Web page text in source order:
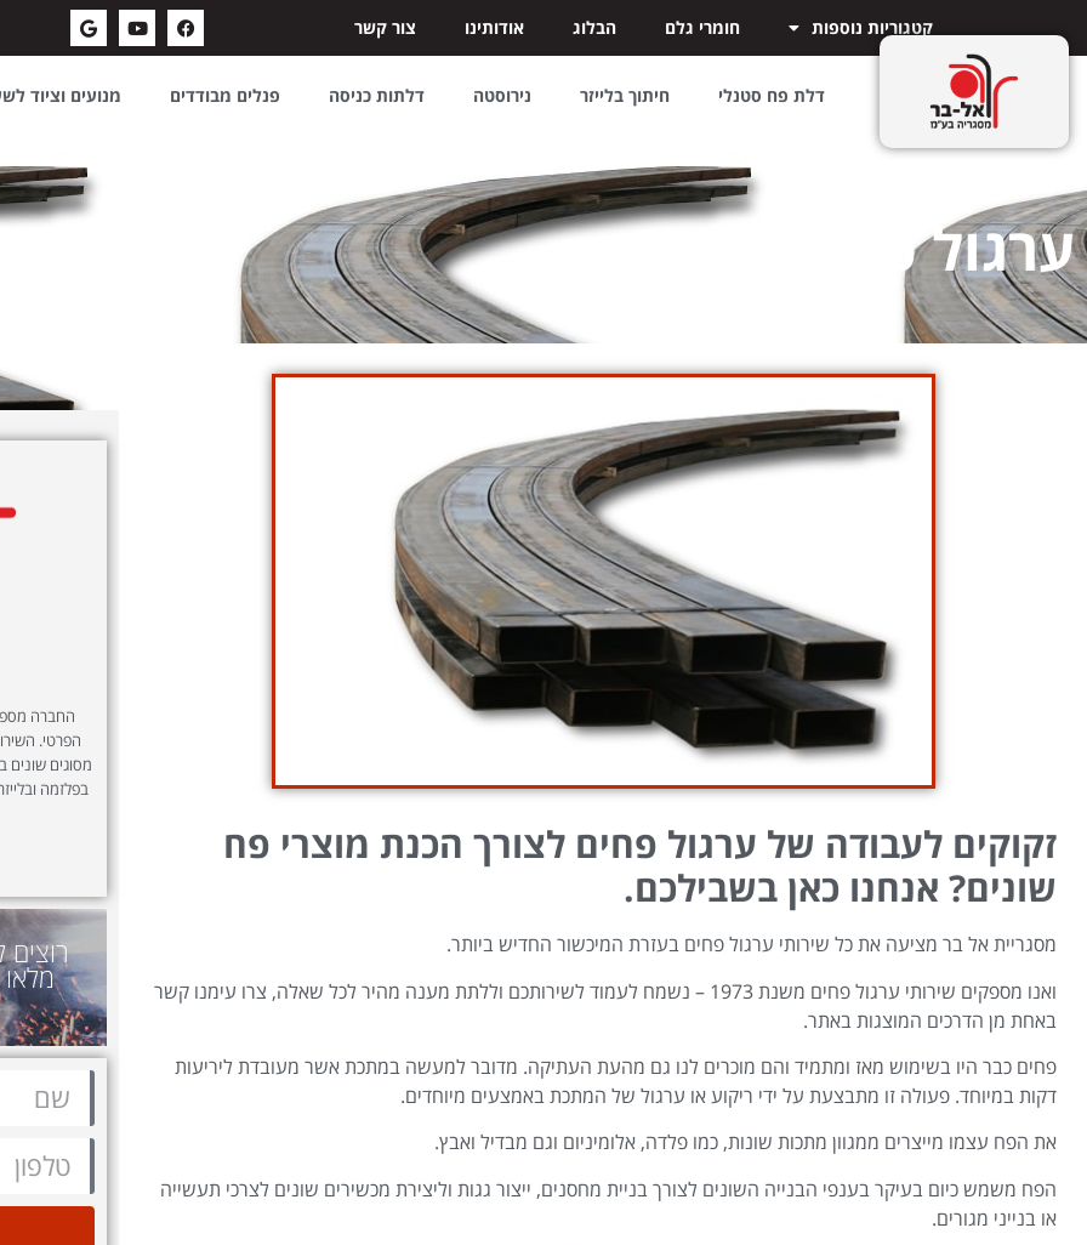
קטגוריות נוספות חומרי גלם הבלוג אודותינו צור קשר
דלת פח סטנלי חיתוך בלייזר נירוסטה דלתות כניסה פנלים מבודדים מנועים וציוד
ערגול פחים
זקוקים לעבודה של ערגול פחים לצורך הכנת מוצרי פח
שונים? אנחנו כאן בשבילכם.
מסגריית אל בר מציעה את כל שירותי ערגול פחים בעזרת המיכשור החדיש ביותר.
ואנו מספקים שירותי ערגול פחים משנת 1973 – נשמח לעמוד לשירותכם וללתת מענה מהיר לכל שאלה, צרו עימנו קשר
באחת מן הדרכים המוצגות באתר.
פחים כבר היו בשימוש מאז ומתמיד והם מוכרים לנו גם מהעת העתיקה. מדובר למעשה במתכת אשר מעובדת ליריעות
דקות במיוחד. פעולה זו מתבצעת על ידי ריקוע או ערגול של המתכת באמצעים מיוחדים.
את הפח עצמו מייצרים ממגוון מתכות שונות, כמו פלדה, אלומיניום וגם מבדיל ואבץ.
הפח משמש כיום בעיקר בענפי הבנייה השונים לצורך בניית מחסנים, ייצור גגות וליצירת מכשירים שונים לצרכי תעשייה
או בנייני מגורים.
החברה
הפרטי.
מסוגים שונים
בפלזמה
רוצים